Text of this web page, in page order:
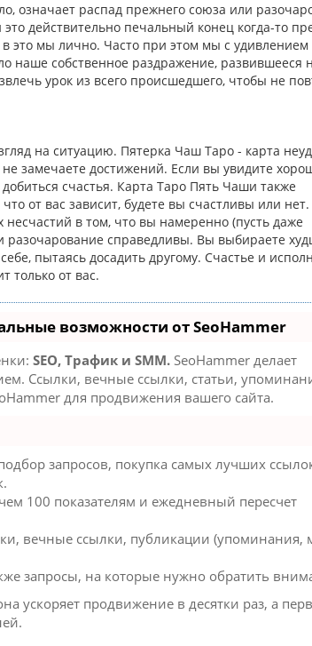
означает распад прежнего союза или
действительно печальный конец когда-то
в это мы лично. Часто при этом мы с удивлением
наше собственное раздражение, развившееся
урок из всего происшедшего, чтобы не
на ситуацию. Пятерка Чаш Таро - карта
замечаете достижений. Если вы увидите
счастья. Карта Таро Пять Чаши также
от вас зависит, будете вы счастливы или нет.
в том, что вы намеренно (пусть даже
разочарование справедливы. Вы выбираете
пытаясь досадить другому. Счастье и
только от вас.
возможности от SeoHammer
SEO, Трафик и SMM. SeoHammer делает
Ссылки, вечные ссылки, статьи,
для продвижения вашего сайта.
запросов, покупка самых лучших
100 показателям и ежедневный пересчет
вечные ссылки, публикации (упоминания,
запросы, на которые нужно обратить
ускоряет продвижение в десятки раз, а